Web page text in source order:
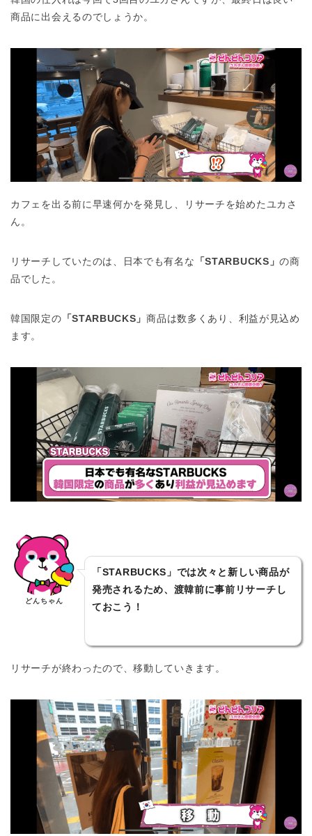
商品に出会えるのでしょうか。
カフェを出る前に早速何かを発見し、リサーチを始めたユカさ
ん。
リサーチしていたのは、日本でも有名な 「STARBUCKS」の商
品でした。
韓国限定の 「STARBUCKS」商品は数多くあり、利益が見込め
ます。
どんちゃん
「STARBUCKS」では次々と新しい商品が
発売されるため、渡韓前に事前リサーチし
ておこう！
リサーチが終わったので、移動していきます。